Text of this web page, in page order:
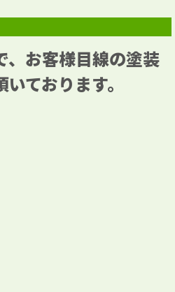
、お客様目線の塗装
ております。